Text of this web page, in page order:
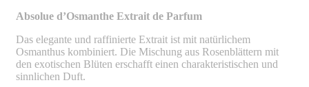
Absolue d’Osmanthe Extrait de Parfum
Das elegante und raffinierte Extrait ist mit natürlichem
Osmanthus kombiniert. Die Mischung aus Rosenblättern mit
den exotischen Blüten erschafft einen charakteristischen und
sinnlichen Duft.